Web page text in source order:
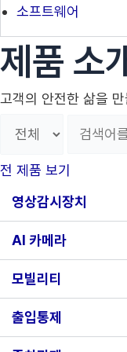
소프트웨어
제품 소
고객의 안전한 삶을
전 제품 보기
영상감시장치
AI 카메라
모빌리티
출입통제